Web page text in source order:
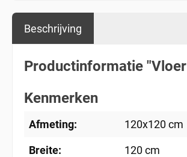
Beschrijving
Productinformatie
Kenmerken
Afmeting: 120x120 cm
Breite: 120 cm